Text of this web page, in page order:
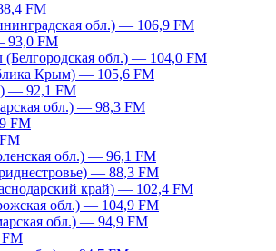
FM
обл.) — 106,9 FM
93,0 FM
обл.) — 104,0 FM
Крым) — 105,6 FM
— 92,1 FM
обл.) — 98,3 FM
FM
обл.) — 96,1 FM
— 88,3 FM
край) — 102,4 FM
обл.) — 104,9 FM
обл.) — 94,9 FM